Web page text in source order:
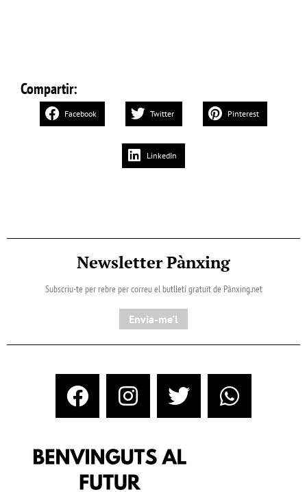
Compartir:
Facebook Twitter Pinterest
LinkedIn
Newsletter Pànxing
Subscriu-te per rebre per correu el butlletí gratuït de Pànxing.net​
Envia-me'l